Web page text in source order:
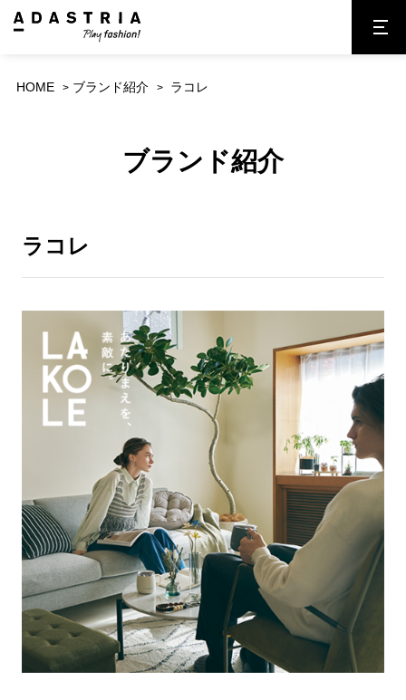
HOME ブランド紹介 ラコレ
ブランド紹介
ラコレ